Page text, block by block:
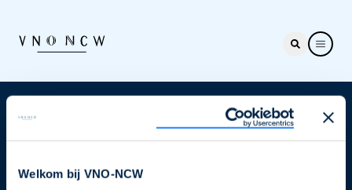
Welkom bij VNO-NCW
Nieuwsbrief
je nu in voor de VNO-NCW nieuwsbrief.